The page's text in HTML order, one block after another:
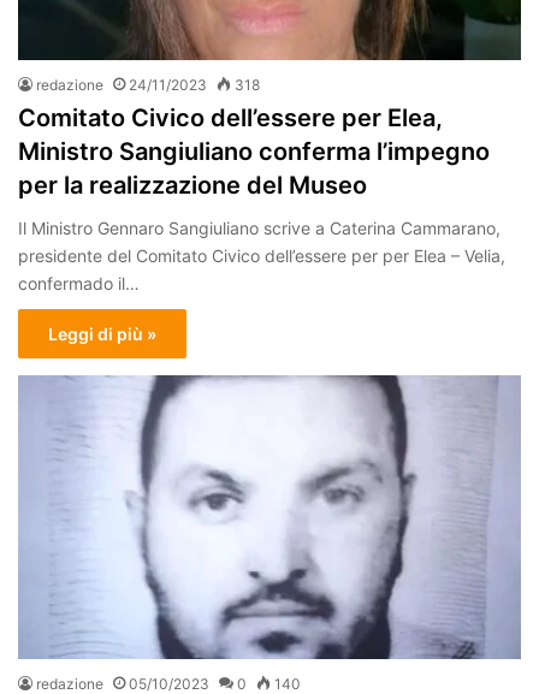
redazione 24/11/2023 318
Comitato Civico dell’essere per Elea,
Ministro Sangiuliano conferma l’impegno
per la realizzazione del Museo
Il Ministro Gennaro Sangiuliano scrive a Caterina Cammarano,
presidente del Comitato Civico dell’essere per per Elea – Velia,
confermado il…
Leggi di più »
redazione 05/10/2023 0 140